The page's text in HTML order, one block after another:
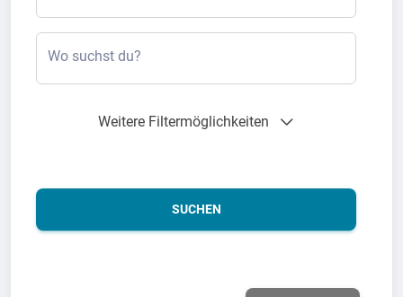
Wo suchst du?
Weitere Filtermöglichkeiten
SUCHEN